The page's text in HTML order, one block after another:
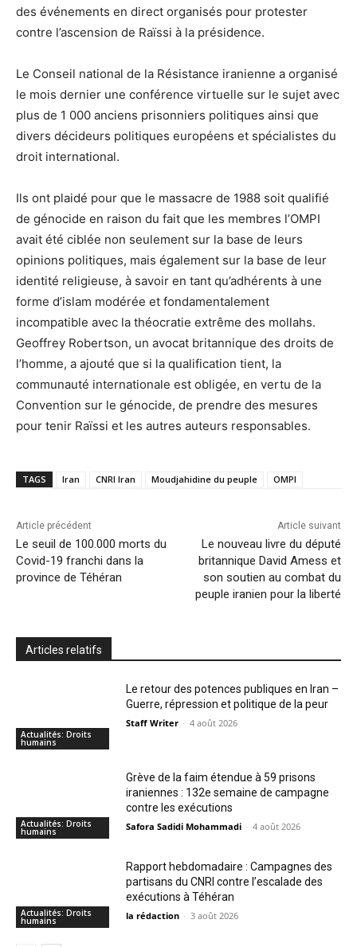
des événements en direct organisés pour protester
contre l’ascension de Raïssi à la présidence.
Le Conseil national de la Résistance iranienne a organisé
le mois dernier une conférence virtuelle sur le sujet avec
plus de 1 000 anciens prisonniers politiques ainsi que
divers décideurs politiques européens et spécialistes du
droit international.
Ils ont plaidé pour que le massacre de 1988 soit qualifié
de génocide en raison du fait que les membres l’OMPI
avait été ciblée non seulement sur la base de leurs
opinions politiques, mais également sur la base de leur
identité religieuse, à savoir en tant qu’adhérents à une
forme d’islam modérée et fondamentalement
incompatible avec la théocratie extrême des mollahs.
Geoffrey Robertson, un avocat britannique des droits de
l’homme, a ajouté que si la qualification tient, la
communauté internationale est obligée, en vertu de la
Convention sur le génocide, de prendre des mesures
pour tenir Raïssi et les autres auteurs responsables.
TAGS Iran CNRI Iran Moudjahidine du peuple OMPI
Article précédent
Le seuil de 100.000 morts du
Covid-19 franchi dans la
province de Téhéran
Article suivant
Le nouveau livre du député
britannique David Amess et
son soutien au combat du
peuple iranien pour la liberté
Articles relatifs
Actualités: Droits
humains
Le retour des potences publiques en Iran –
Guerre, répression et politique de la peur
Staff Writer - 4 août 2026
Actualités: Droits
humains
Grève de la faim étendue à 59 prisons
iraniennes : 132e semaine de campagne
contre les exécutions
Safora Sadidi Mohammadi - 4 août 2026
Actualités: Droits
humains
Rapport hebdomadaire : Campagnes des
partisans du CNRI contre l’escalade des
exécutions à Téhéran
la rédaction - 3 août 2026